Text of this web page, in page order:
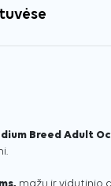
Breed Adult